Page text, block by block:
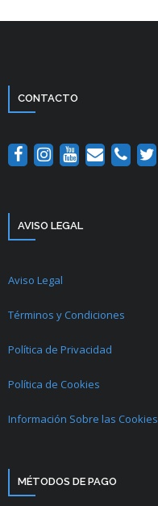
CONTACTO
AVISO LEGAL
Aviso Legal
Términos y Condiciones
Política de Privacidad
Política de Cookies
Información Sobre las Cookies
MÉTODOS DE PAGO